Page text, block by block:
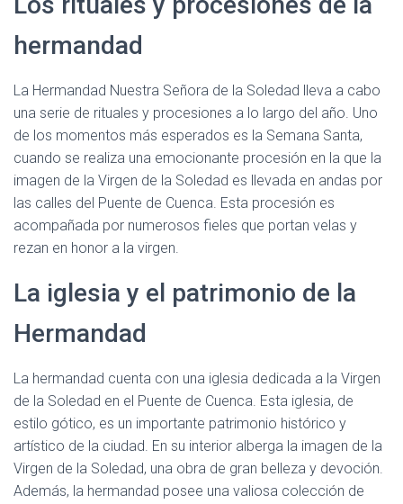
hermandad
La Hermandad Nuestra Señora de la Soledad lleva a cabo
una serie de rituales y procesiones a lo largo del año. Uno
de los momentos más esperados es la Semana Santa,
cuando se realiza una emocionante procesión en la que la
imagen de la Virgen de la Soledad es llevada en andas por
las calles del Puente de Cuenca. Esta procesión es
acompañada por numerosos fieles que portan velas y
rezan en honor a la virgen.
La iglesia y el patrimonio de la
Hermandad
La hermandad cuenta con una iglesia dedicada a la Virgen
de la Soledad en el Puente de Cuenca. Esta iglesia, de
estilo gótico, es un importante patrimonio histórico y
artístico de la ciudad. En su interior alberga la imagen de la
Virgen de la Soledad, una obra de gran belleza y devoción.
Además, la hermandad posee una valiosa colección de